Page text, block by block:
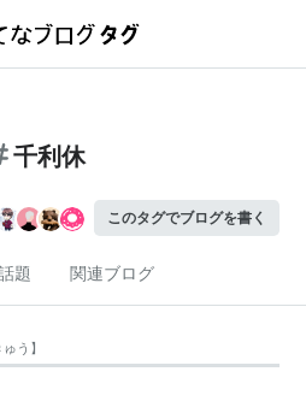
千利休
このタグでブログを書く
題 関連ブログ
う 】